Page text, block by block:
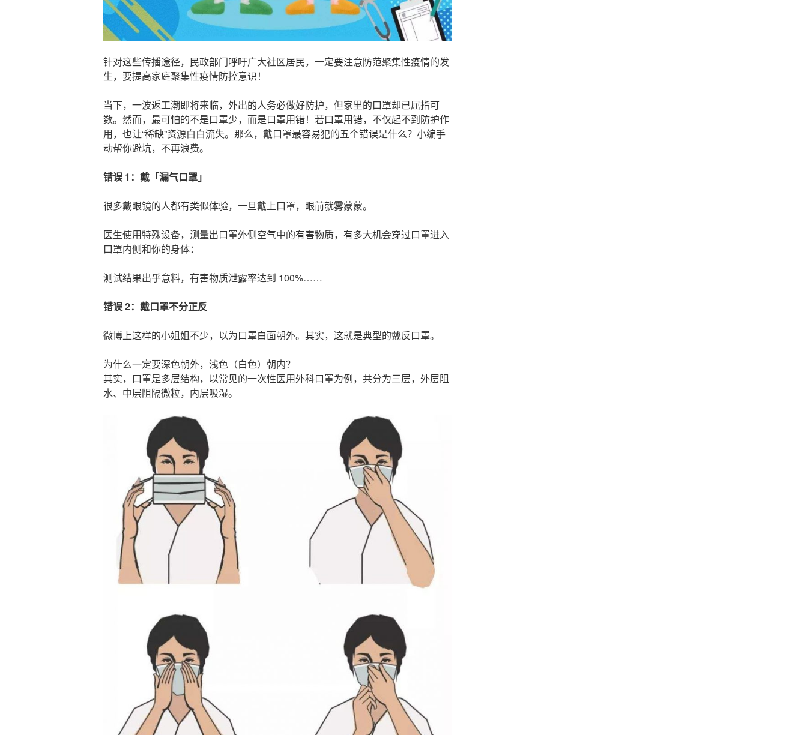
针对这些传播途径，民政部门呼吁广大社区居民，一定要注意防范聚集性疫情的发
生，要提高家庭聚集性疫情防控意识！
当下，一波返工潮即将来临，外出的人务必做好防护，但家里的口罩却已屈指可
数。然而，最可怕的不是口罩少，而是口罩用错！若口罩用错，不仅起不到防护作
用，也让“稀缺”资源白白流失。那么，戴口罩最容易犯的五个错误是什么？小编手
动帮你避坑，不再浪费。
错误 1：戴「漏气口罩」
很多戴眼镜的人都有类似体验，一旦戴上口罩，眼前就雾蒙蒙。
医生使用特殊设备，测量出口罩外侧空气中的有害物质，有多大机会穿过口罩进入
口罩内侧和你的身体：
测试结果出乎意料，有害物质泄露率达到 100%……
错误 2：戴口罩不分正反
微博上这样的小姐姐不少，以为口罩白面朝外。其实，这就是典型的戴反口罩。
为什么一定要深色朝外，浅色（白色）朝内？
其实，口罩是多层结构，以常见的一次性医用外科口罩为例，共分为三层，外层阻
水、中层阻隔微粒，内层吸湿。